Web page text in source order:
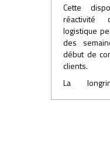
Cette
réactivité
logistique
des
début de
clients.
La